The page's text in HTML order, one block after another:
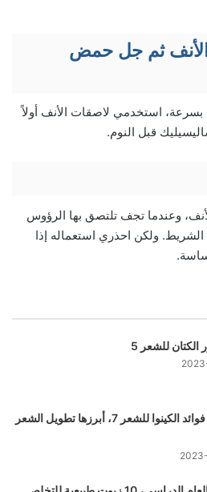
ثم جل حمض
استخدمي لاصقات الأنف أولاً
قبل النوم.
وعندما تجف تلتصق بها الرؤوس
الشريط. ولكن احذري استعماله إذا
الكتان للشعر 5
لا يفوتك: فوائد الكينوا للشعر 7، أبرزها تطويل الشعر